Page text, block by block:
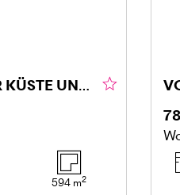
HEIMAT AN DER KÜSTE UNBEZAHLBARES LEBENSGEFÜHL
594 m2